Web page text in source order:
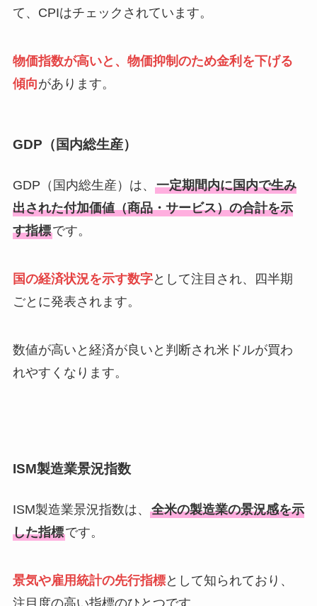
て、CPIはチェックされています。
物価指数が高いと、物価抑制のため金利を下げる
傾向があります。
GDP（国内総生産）
GDP（国内総生産）は、 一定期間内に国内で生み
出された付加価値（商品・サービス）の合計を示
す指標です。
国の経済状況を示す数字として注目され、四半期
ごとに発表されます。
数値が高いと経済が良いと判断され米ドルが買わ
れやすくなります。
ISM製造業景況指数
ISM製造業景況指数は、 全米の製造業の景況感を示
した指標です。
景気や雇用統計の先行指標として知られており、